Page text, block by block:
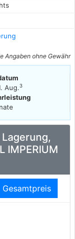
Angaben ohne Gewähr
Aug.3
IMPERIUM
Gesamtpreis